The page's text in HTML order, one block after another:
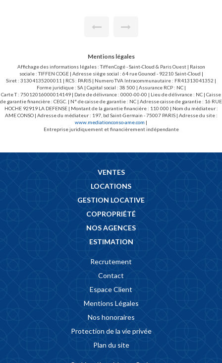
dinatoire avec de nombreux rangements,
ouvert aux uniquement résidents.
Mentions légales
Affichage des informations légales : TiffenCogé - Saint-Cloud & Paris Ouest | Raison
sociale : TIFFEN COGE | Adresse siège social : 64 rue Gounod - 92210 Saint-Cloud |
Siret : 31304135200011 | RCS : PARIS | Numero TVA Intracommunautaire : FR41313041352 |
Forme juridique : SA | Capital social : 38 500 | Assurance RCP : NC |
Carte T : 75012016000014149 | Date de délivrance : 0000-00-00 | Lieu de délivrance : NC | Caisse
de garantie financière : CEGC. | N° de caisse de garantie : NC | Adresse caisse de garantie : 16 RUE
HOCHE 92919 LA DEFENSE | Montant de la garantie financière : 110 000 | Nom du médiateur :
AME CONSO | Adresse du médiateur : 197, bd Saint-Germain - 75007 PARIS | Adresse du site :
www.mediationconso-ame.com |
Entreprise juridiquement et financièrement indépendante
VENTES
LOCATIONS
GESTION LOCATIVE
COPROPRIÉTÉ
NOS AGENCES
ESTIMATION
Recrutement
Contact
Espace Client
Mentions Légales
Nos honoraires
Protection de la vie privée
Plan du site